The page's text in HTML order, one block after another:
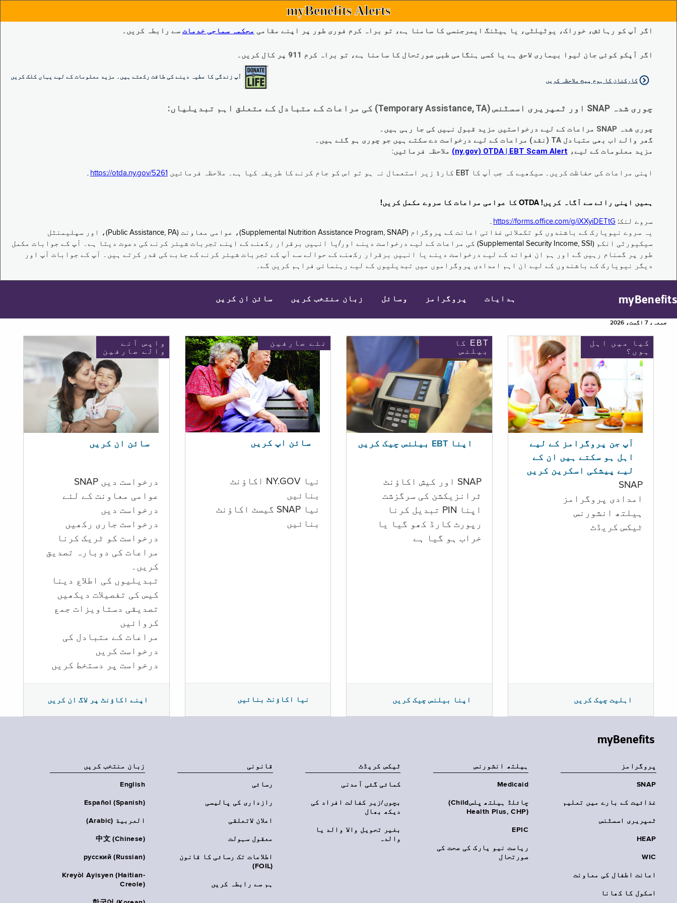
myBenefits Alerts
اگر آپ کو رہائش، خوراک، یوٹیلٹی، یا ہیٹنگ ایمرجنسی کا سامنا ہے، تو براہ کرم فوری طور پر اپنے مقامی محکمہ سماجی خدمات سے رابطہ کریں۔
اگر آپکو کوئی جان لیوا بیماری لاحق ہے یا کسی ہنگامی طبی صورتحال کا سامنا ہے، تو براہ کرم 911 پر کال کریں۔
آپ زندگی کا عطیہ دینے کی طاقت رکھتے ہیں۔ مزید معلومات کے لیے یہاں کلک کریں
کارکنان کا ہوم پیج ملاحظہ کریں
چوری شدہ SNAP اور ٹمپریری اسسٹنس (Temporary Assistance, TA) کی مراعات کے متبادل کے متعلق اہم تبدیلیاں:
چوری شدہ SNAP مراعات کے لیے درخواستیں مزید قبول نہیں کی جا رہی ہیں۔
گھر والے اب بھی متبادل TA (نقد) مراعات کے لیے درخواست دے سکتے ہیں جو چوری ہو گئے ہیں۔
مزید معلومات کے لیے، EBT Scam Alert ‏| OTDA ‏(ny.gov) ملاحظہ فرمائیں:
اپنی مراعات کی حفاظت کریں۔ سیکھیے کہ جب آپ کا EBT کارڈ زیر استعمال نہ ہو تو اس کو جام کرنے کا طریقہ کیا ہے۔ ملاحظہ فرمائیں https://otda.ny.gov/5261 ۔
ہمیں اپنی رائے سے آگاہ کریں! OTDA کا عوامی مراعات کا سروے مکمل کریں!
سروے لنک: https://forms.office.com/g/iXXyiDETtG ۔
یہ سروے نیویارک کے باشندوں کو تکملائی غذائی اعانت کے پروگرام (Supplemental Nutrition Assistance Program, SNAP)، عوامی معاونت (Public Assistance, PA)، اور سپلیمنٹل
سیکیورٹی انکم (Supplemental Security Income, SSI) کی مراعات کے لیے درخواست دینے اور/یا انہیں برقرار رکھنے کے اپنے تجربات شیئر کرنے کی دعوت دیتا ہے۔ آپ کے جوابات مکمل
طور پر گمنام رہیں گے اور ہم ان فوائد کے لیے درخواست دینے یا انہیں برقرار رکھنے کے حوالے سے آپ کے تجربات شیئر کرنے کے جذبے کی قدر کرتے ہیں۔ آپ کے جوابات آپ اور
دیگر نیویارک کے باشندوں کے لیے ان اہم امدادی پروگراموں میں تبدیلیوں کے لیے رہنمائی فراہم کریں گے۔
myBenefits ہدایات پروگرامز وسائل زبان منتخب کریں سائن ان کریں
جمعہ، 7 اگست، 2026
واپس آنے
والے صارفین
سائن ان کریں
درخواست دیں SNAP
عوامی معاونت کے لئے
درخواست دیں
درخواست جاری رکھیں
درخواست کو ٹریک کرنا
مراعات کی دوبارہ تصدیق
کریں۔
تبدیلیوں کی اطلاع دینا
کیس کی تفصیلات دیکھیں
تصدیقی دستاویزات جمع
کروائیں
مراعات کے متبادل کی
درخواست کریں
درخواست پر دستخط کریں
اپنے اکاؤنٹ پر لاگ ان کریں
نئے صارفین
سائن اپ کریں
نیا NY.GOV اکاؤنٹ
بنائیں
نیا SNAP گیسٹ اکاؤنٹ
بنائیں
نیا اکاؤنٹ بنائیں
EBT کا
بیلنس
اپنا EBT بیلنس چیک کریں
SNAP اور کیش اکاؤنٹ
ٹرانزیکشن کی سرگزشت
اپنا PIN تبدیل کرنا
رپورٹ کارڈ کھو گیا یا
خراب ہو گيا ہے
اپنا بیلنس چیک کریں
کیا میں اہل
ہوں؟
آپ جن پروگرامز کے لیے
اہل ہو سکتے ہیں ان کے
لیے پیشکی اسکرین کریں
SNAP
امدادی پروگرامز
‏ہیلتھ انشورنس
ٹیکس کریڈٹ
اہلیت چیک کریں
myBenefits
پروگرامز
SNAP
غذائیت کے بارے میں تعلیم
ٹمپریری اسسٹنس
HEAP
WIC
اعانت اطفال کی معاونت
اسکول کا کھانا
‏ہیلتھ انشورنس
Medicaid
چائلڈ ہیلتھ پلس‎(Child
Health Plus, CHP)‎
EPIC
ریاست نیو یارک کی صحت کی
صورتحال
ٹیکس کریڈٹ
کمائی گئی آمدنی
بچوں/زیر کفالت افراد کی
دیکھ بھال
بغیر تحویل والا والد یا
والدہ
قانونی
رسائی
رازداری کی پالیسی
اعلان لاتعلقی
معقول سہولت
اطلاعات تک رسائی کا قانون
(FOIL)
ہم سے رابطہ کریں
زبان منتخب کریں
English
Español (Spanish)
العربية (Arabic)
中文 (Chinese)
русский (Russian)
Kreyòl Ayisyen (Haitian-
Creole)